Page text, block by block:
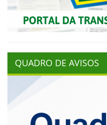
QUADRO DE AVISOS